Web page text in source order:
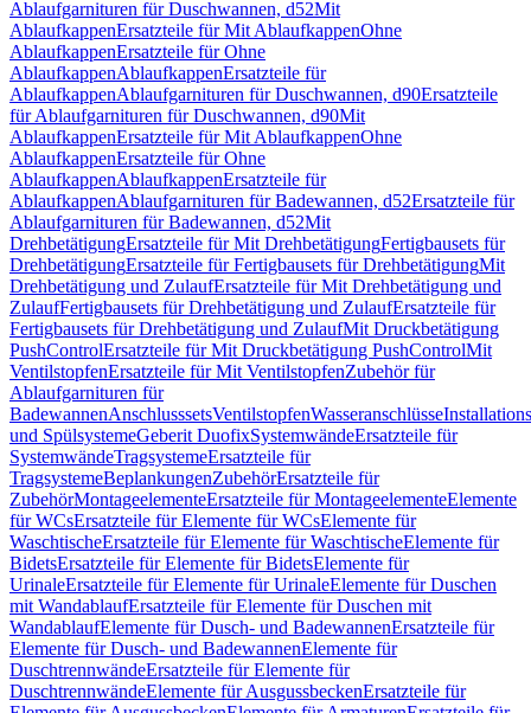
Ablaufgarnituren für Duschwannen, d52Mit
AblaufkappenErsatzteile für Mit AblaufkappenOhne
AblaufkappenErsatzteile für Ohne
AblaufkappenAblaufkappenErsatzteile für
AblaufkappenAblaufgarnituren für Duschwannen, d90Ersatzteile
für Ablaufgarnituren für Duschwannen, d90Mit
AblaufkappenErsatzteile für Mit AblaufkappenOhne
AblaufkappenErsatzteile für Ohne
AblaufkappenAblaufkappenErsatzteile für
AblaufkappenAblaufgarnituren für Badewannen, d52Ersatzteile für
Ablaufgarnituren für Badewannen, d52Mit
DrehbetätigungErsatzteile für Mit DrehbetätigungFertigbausets für
DrehbetätigungErsatzteile für Fertigbausets für DrehbetätigungMit
Drehbetätigung und ZulaufErsatzteile für Mit Drehbetätigung und
ZulaufFertigbausets für Drehbetätigung und ZulaufErsatzteile für
Fertigbausets für Drehbetätigung und ZulaufMit Druckbetätigung
PushControlErsatzteile für Mit Druckbetätigung PushControlMit
VentilstopfenErsatzteile für Mit VentilstopfenZubehör für
Ablaufgarnituren für
BadewannenAnschlusssetsVentilstopfenWasseranschlüsse
und SpülsystemeGeberit DuofixSystemwändeErsatzteile für
SystemwändeTragsystemeErsatzteile für
TragsystemeBeplankungenZubehörErsatzteile für
ZubehörMontageelementeErsatzteile für MontageelementeElemente
für WCsErsatzteile für Elemente für WCsElemente für
WaschtischeErsatzteile für Elemente für WaschtischeElemente für
BidetsErsatzteile für Elemente für BidetsElemente für
UrinaleErsatzteile für Elemente für UrinaleElemente für Duschen
mit WandablaufErsatzteile für Elemente für Duschen mit
WandablaufElemente für Dusch- und BadewannenErsatzteile für
Elemente für Dusch- und BadewannenElemente für
DuschtrennwändeErsatzteile für Elemente für
DuschtrennwändeElemente für AusgussbeckenErsatzteile für